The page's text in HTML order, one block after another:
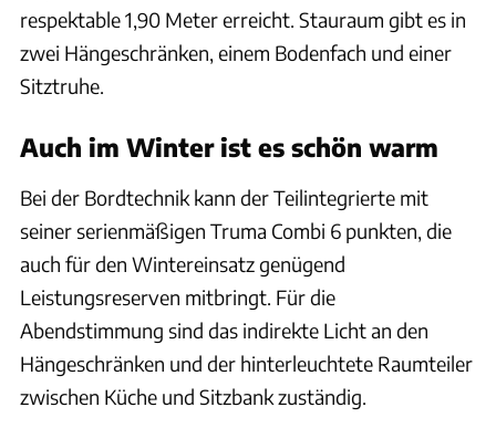
respektable 1,90 Meter erreicht. Stauraum gibt es in
zwei Hängeschränken, einem Bodenfach und einer
Sitztruhe.
Auch im Winter ist es schön warm
Bei der Bordtechnik kann der Teilintegrierte mit
seiner serienmäßigen Truma Combi 6 punkten, die
auch für den Wintereinsatz genügend
Leistungsreserven mitbringt. Für die
Abendstimmung sind das indirekte Licht an den
Hängeschränken und der hinterleuchtete Raumteiler
zwischen Küche und Sitzbank zuständig.